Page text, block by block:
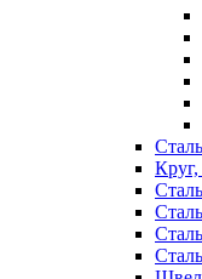
Круг,